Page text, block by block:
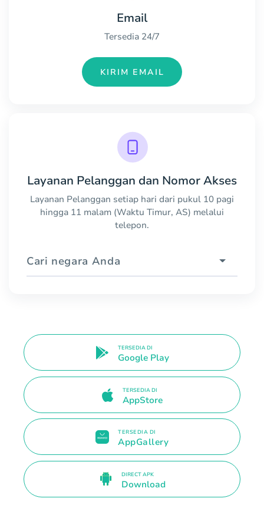
Email
Tersedia 24/7
KIRIM EMAIL
Layanan Pelanggan dan Nomor Akses
Layanan Pelanggan setiap hari dari pukul 10 pagi
hingga 11 malam (Waktu Timur, AS) melalui
telepon.
Cari negara Anda
TERSEDIA DI
Google Play
TERSEDIA DI
AppStore
TERSEDIA DI
AppGallery
DIRECT APK
Download